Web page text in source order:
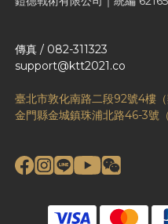
傳真 / 082-311323
support@ktt2021.co
臺北市敦化南路二段92號4樓
金門縣金城鎮珠浦北路46-3號